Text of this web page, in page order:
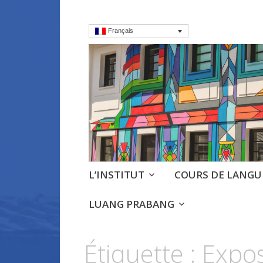
Français
Institut
Cours, culture et débats
Aller
contenu
L’INSTITUT COURS DE
LUANG PRABANG
Étiquette :